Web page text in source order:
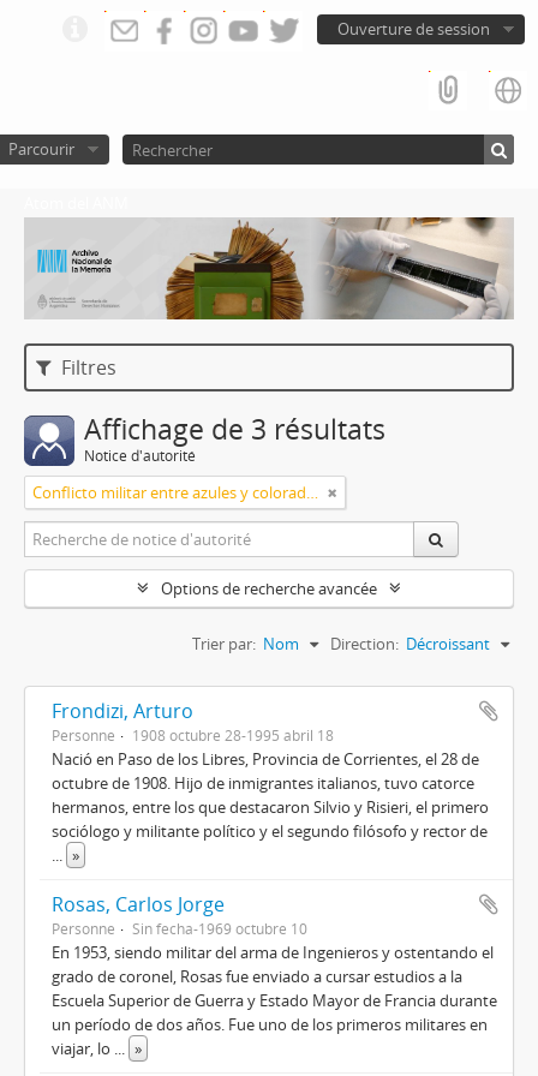
Ouverture de session
Parcourir
Filtres
Affichage de 3 résultats
Notice d'autorité
Conflicto militar entre azules y colorados
Options de recherche avancée
Trier par: Nom Direction: Décroissant
Frondizi, Arturo
Personne 1908 octubre 28-1995 abril 18
Nació en Paso de los Libres, Provincia de Corrientes, el 28 de
octubre de 1908. Hijo de inmigrantes italianos, tuvo catorce
hermanos, entre los que destacaron Silvio y Risieri, el primero
sociólogo y militante político y el segundo filósofo y rector de
... »
Rosas, Carlos Jorge
Personne Sin fecha-1969 octubre 10
En 1953, siendo militar del arma de Ingenieros y ostentando el
grado de coronel, Rosas fue enviado a cursar estudios a la
Escuela Superior de Guerra y Estado Mayor de Francia durante
un período de dos años. Fue uno de los primeros militares en
viajar, lo ... »